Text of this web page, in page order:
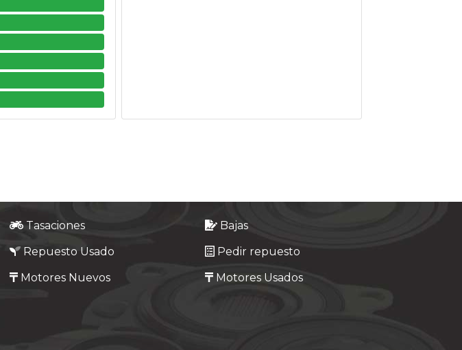
Tasaciones
Bajas
Repuesto Usado
Pedir repuesto
Motores Nuevos Motores Usados